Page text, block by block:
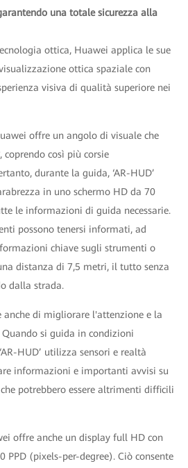
una totale sicurezza alla
ottica, Huawei applica le sue
ottica spaziale con
visiva di qualità superiore nei
offre un angolo di visuale che
coprendo così più corsie
durante la guida, ‘AR-HUD’
in uno schermo HD da 70
le informazioni di guida necessarie.
possono tenersi informati, ad
chiave sugli strumenti o
distanza di 7,5 metri, il tutto senza
dalla strada.
anche di migliorare l'attenzione e la
Quando si guida in condizioni
HUD’ utilizza sensori e realtà
informazioni e importanti avvisi su
potrebbero essere altrimenti difficili
offre anche un display full HD con
PPD (pixels-per-degree). Ciò consente